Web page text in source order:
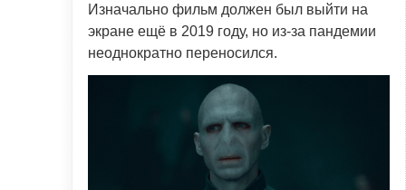
Изначально фильм должен был выйти на
экране ещё в 2019 году, но из-за пандемии
неоднократно переносился.